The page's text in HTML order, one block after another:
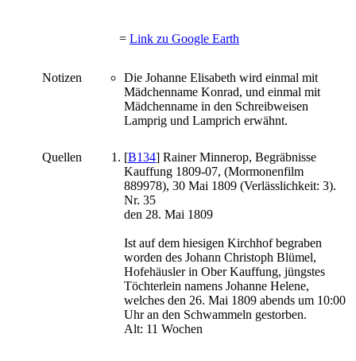
= Link zu Google Earth
Notizen
Die Johanne Elisabeth wird einmal mit
Mädchenname Konrad, und einmal mit
Mädchenname in den Schreibweisen
Lamprig und Lamprich erwähnt.
Quellen [B134] Rainer Minnerop, Begräbnisse
Kauffung 1809-07, (Mormonenfilm
889978), 30 Mai 1809 (Verlässlichkeit: 3).
Nr. 35
den 28. Mai 1809
Ist auf dem hiesigen Kirchhof begraben
worden des Johann Christoph Blümel,
Hofehäusler in Ober Kauffung, jüngstes
Töchterlein namens Johanne Helene,
welches den 26. Mai 1809 abends um 10:00
Uhr an den Schwammeln gestorben.
Alt: 11 Wochen